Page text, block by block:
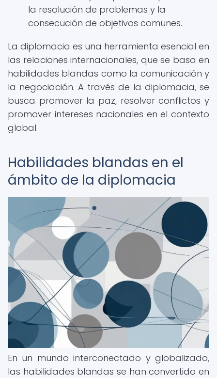
la resolución de problemas y la
consecución de objetivos comunes.
La diplomacia es una herramienta esencial en
las relaciones internacionales, que se basa en
habilidades blandas como la comunicación y
la negociación. A través de la diplomacia, se
busca promover la paz, resolver conflictos y
promover intereses nacionales en el contexto
global.
Habilidades blandas en el
ámbito de la diplomacia
En un mundo interconectado y globalizado,
las habilidades blandas se han convertido en